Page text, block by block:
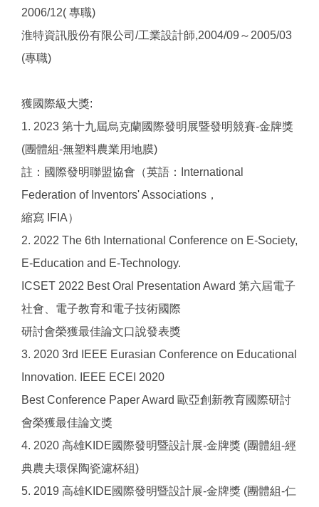
2006/12( 專職)
淮特資訊股份有限公司/工業設計師,2004/09～2005/03
(專職)
獲國際級大獎:
1. 2023 第十九屆烏克蘭國際發明展暨發明競賽-金牌獎
(團體組-無塑料農業用地膜)
註：國際發明聯盟協會（英語：International
Federation of Inventors' Associations，
縮寫 IFIA）
2. 2022 The 6th International Conference on E-Society,
E-Education and E-Technology.
ICSET 2022 Best Oral Presentation Award 第六屆電子
社會、電子教育和電子技術國際
研討會榮獲最佳論文口說發表獎
3. 2020 3rd IEEE Eurasian Conference on Educational
Innovation. IEEE ECEI 2020
Best Conference Paper Award 歐亞創新教育國際研討
會榮獲最佳論文獎
4. 2020 高雄KIDE國際發明暨設計展-金牌獎 (團體組-經
典農夫環保陶瓷濾杯組)
5. 2019 高雄KIDE國際發明暨設計展-金牌獎 (團體組-仁